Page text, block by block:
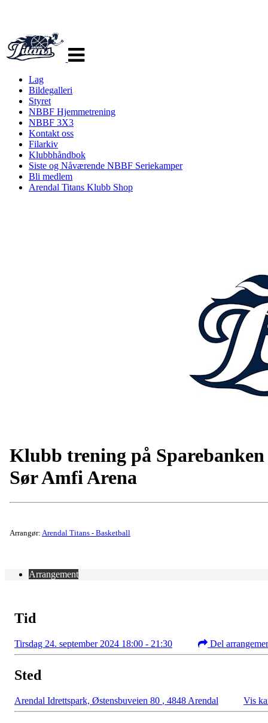
navigasjon
Lag
Bildegalleri
Styret
NBBF Hjemmetrening
NBBF 3X3
Kontakt oss
Filarkiv
Klubbhåndbok
Siste og Nåværende NBBF Seriekamper
Bli medlem
Arendal Titans Klubb Shop
Klubb trening på Sparebanken
Sør Amfi Arena
Arrangør: Arendal Titans - Basketball
Arrangement
Tid
Tirsdag 24. september 2024 18:00 - 21:30 Del
Sted
Arendal Idrettspark, Østensbuveien 80 , 4848 Arendal Vis